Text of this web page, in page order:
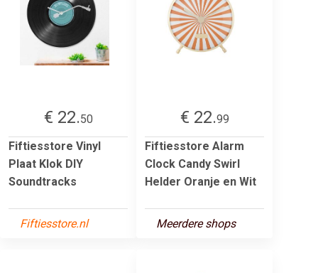
€ 22.50
Fiftiesstore Vinyl
Plaat Klok DIY
Soundtracks
Fiftiesstore.nl
€ 22.99
Fiftiesstore Alarm
Clock Candy Swirl
Helder Oranje en Wit
Meerdere shops